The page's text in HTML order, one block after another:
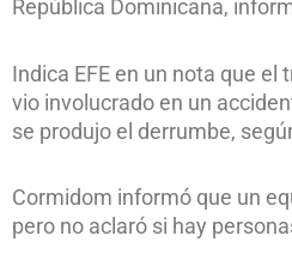
República Dominicana,
Indica EFE en un nota que
vio involucrado en un
se produjo el derrumbe,
Cormidom informó que un
pero no aclaró si hay